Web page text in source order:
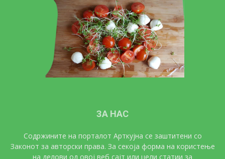
ЗА НАС
Содржините на порталот Арткујна се заштитени со
Законот за авторски права. За секоја форма на користење
на делови од овој веб сајт или цели статии за